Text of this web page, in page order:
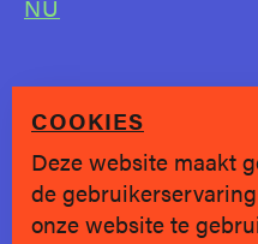
NU
SINDS
COOKIES
Deze website maakt
de
onze website te